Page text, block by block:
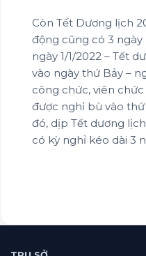
Còn Tết Dương lịch
động cũng có 3
ngày 1/1/2022 – Tết
vào ngày thứ Bảy –
công chức, viên
được nghỉ bù vào thứ
đó, dịp Tết dương
có kỳ nghỉ kéo dài 3